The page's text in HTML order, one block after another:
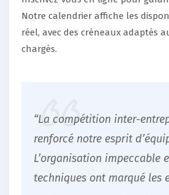
Notre calendrier affiche les
réel, avec des créneaux adaptés
chargés.
“La compétition inter-
renforcé notre esprit
L’organisation impeccable
techniques ont marqué les